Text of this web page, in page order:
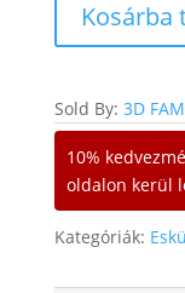
házaspárral
és
szívekkel
mennyiség
Kosárba
Sold By: 3D
10%
oldalon kerül
Kategóriák: